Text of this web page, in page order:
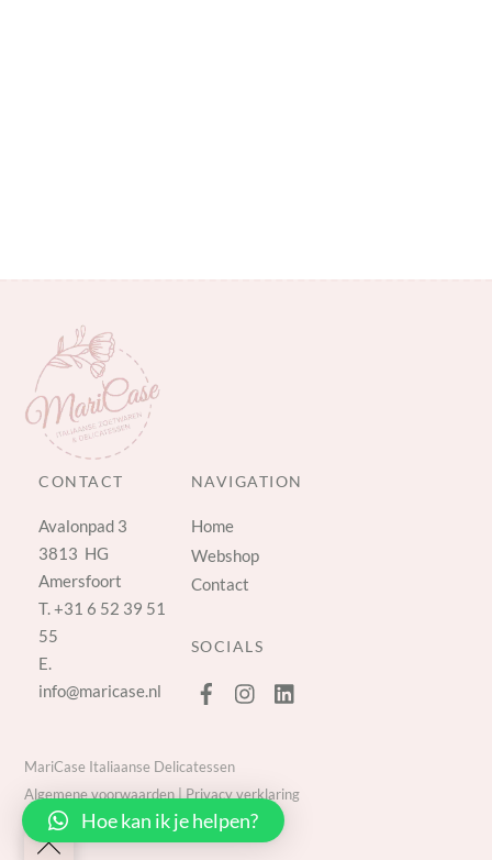
CONTACT
Avalonpad 3
3813 HG
Amersfoort
T.+31 6 52 39 51
55
E.
info@maricase.nl
NAVIGATION
Home
Webshop
Contact
SOCIALS
Back
MariCase Italiaanse Delicatessen
Algemene voorwaarden | Privacy verklaring
Hoe kan ik je helpen?